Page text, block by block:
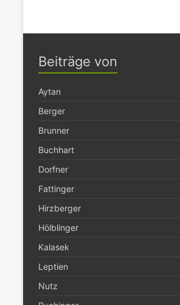
Beiträge von
Aytan
Berger
Brunner
Buchhart
Dorfner
Fattinger
Hirzberger
Hölblinger
Kalasek
Leptien
Nutz